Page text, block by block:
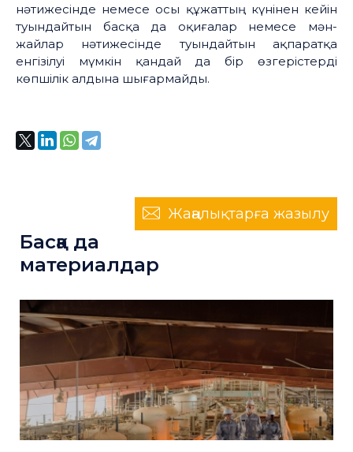
нәтижесінде немесе осы құжаттың күнінен кейін
туындайтын басқа да оқиғалар немесе мән-
жайлар нәтижесінде туындайтын ақпаратқа
енгізілуі мүмкін қандай да бір өзгерістерді
көпшілік алдына шығармайды.
Жаңалықтарға жазылу
Басқа да
материалдар